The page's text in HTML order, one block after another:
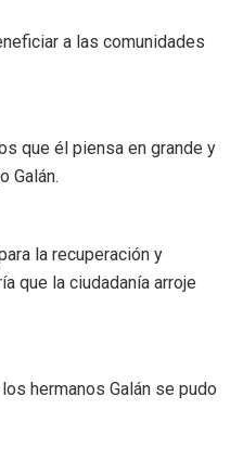
a las comunidades
que él piensa en grande y
Galán.
la recuperación y
que la ciudadanía arroje
hermanos Galán se pudo